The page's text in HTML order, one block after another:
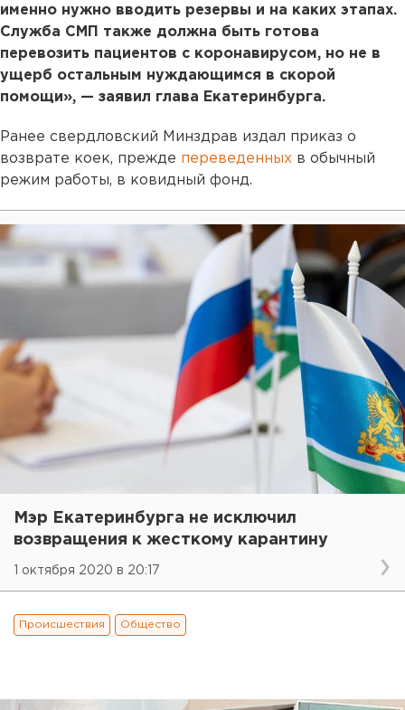
именно нужно вводить резервы и на каких этапах.
Служба СМП также должна быть готова
перевозить пациентов с коронавирусом, но не в
ущерб остальным нуждающимся в скорой
помощи», — заявил глава Екатеринбурга.
Ранее свердловский Минздрав издал приказ о
возврате коек, прежде переведенных в обычный
режим работы, в ковидный фонд.
Мэр Екатеринбурга не исключил
возвращения к жесткому карантину
1 октября 2020 в 20:17
Происшествия Общество